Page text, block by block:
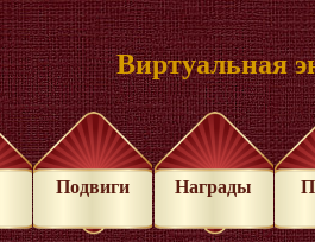
Виртуальная
Подвиги Награды